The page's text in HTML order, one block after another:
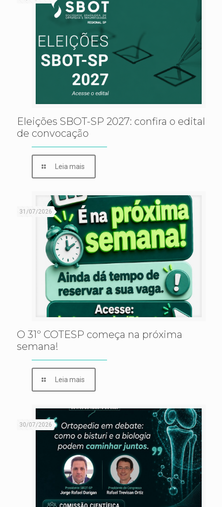
Eleições SBOT-SP 2027: confira o edital
de convocação
Leia mais
31/07/2026
O 31º COTESP começa na próxima
semana!
Leia mais
30/07/2026